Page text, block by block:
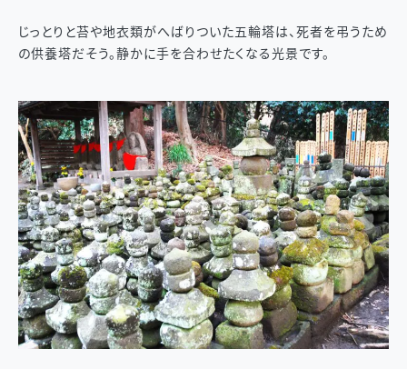
じっとりと苔や地衣類がへばりついた五輪塔は、死者を弔うため
の供養塔だそう。静かに手を合わせたくなる光景です。